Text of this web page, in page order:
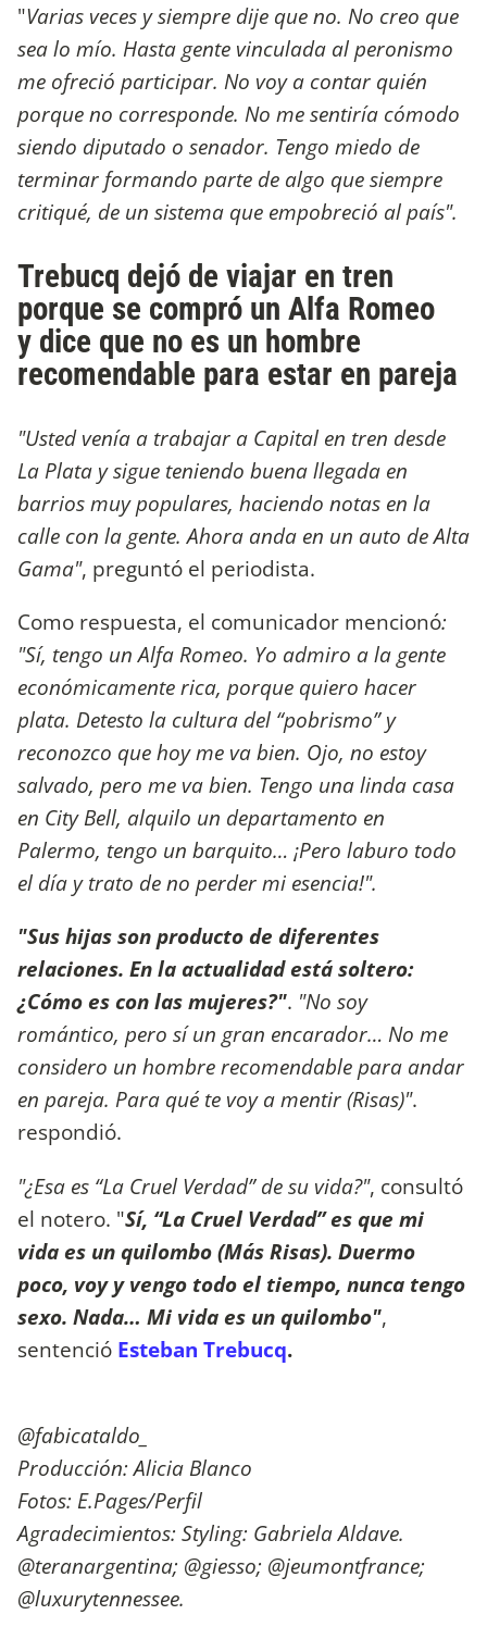
"Varias veces y siempre dije que no. No creo que
sea lo mío. Hasta gente vinculada al peronismo
me ofreció participar. No voy a contar quién
porque no corresponde. No me sentiría cómodo
siendo diputado o senador. Tengo miedo de
terminar formando parte de algo que siempre
critiqué, de un sistema que empobreció al país".
Trebucq dejó de viajar en tren
porque se compró un Alfa Romeo
y dice que no es un hombre
recomendable para estar en pareja
"Usted venía a trabajar a Capital en tren desde
La Plata y sigue teniendo buena llegada en
barrios muy populares, haciendo notas en la
calle con la gente. Ahora anda en un auto de Alta
Gama", preguntó el periodista.
Como respuesta, el comunicador mencionó:
"Sí, tengo un Alfa Romeo. Yo admiro a la gente
económicamente rica, porque quiero hacer
plata. Detesto la cultura del “pobrismo” y
reconozco que hoy me va bien. Ojo, no estoy
salvado, pero me va bien. Tengo una linda casa
en City Bell, alquilo un departamento en
Palermo, tengo un barquito… ¡Pero laburo todo
el día y trato de no perder mi esencia!".
"Sus hijas son producto de diferentes
relaciones. En la actualidad está soltero:
¿Cómo es con las mujeres?". "No soy
romántico, pero sí un gran encarador… No me
considero un hombre recomendable para andar
en pareja. Para qué te voy a mentir (Risas)".
respondió.
"¿Esa es “La Cruel Verdad” de su vida?", consultó
el notero. "Sí, “La Cruel Verdad” es que mi
vida es un quilombo (Más Risas). Duermo
poco, voy y vengo todo el tiempo, nunca tengo
sexo. Nada… Mi vida es un quilombo",
sentenció Esteban Trebucq.
@fabicataldo_
Producción: Alicia Blanco
Fotos: E.Pages/Perfil
Agradecimientos: Styling: Gabriela Aldave.
@teranargentina; @giesso; @jeumontfrance;
@luxurytennessee.